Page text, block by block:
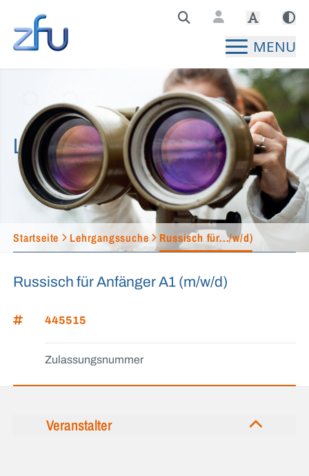
Zentralstelle für Fernunterricht Hauptseite
MENU
Lehrgangssuche
Startseite Lehrgangssuche Russisch für.../w/d)
Russisch für Anfänger A1 (m/w/d)
445515
Zulassungsnummer
Veranstalter